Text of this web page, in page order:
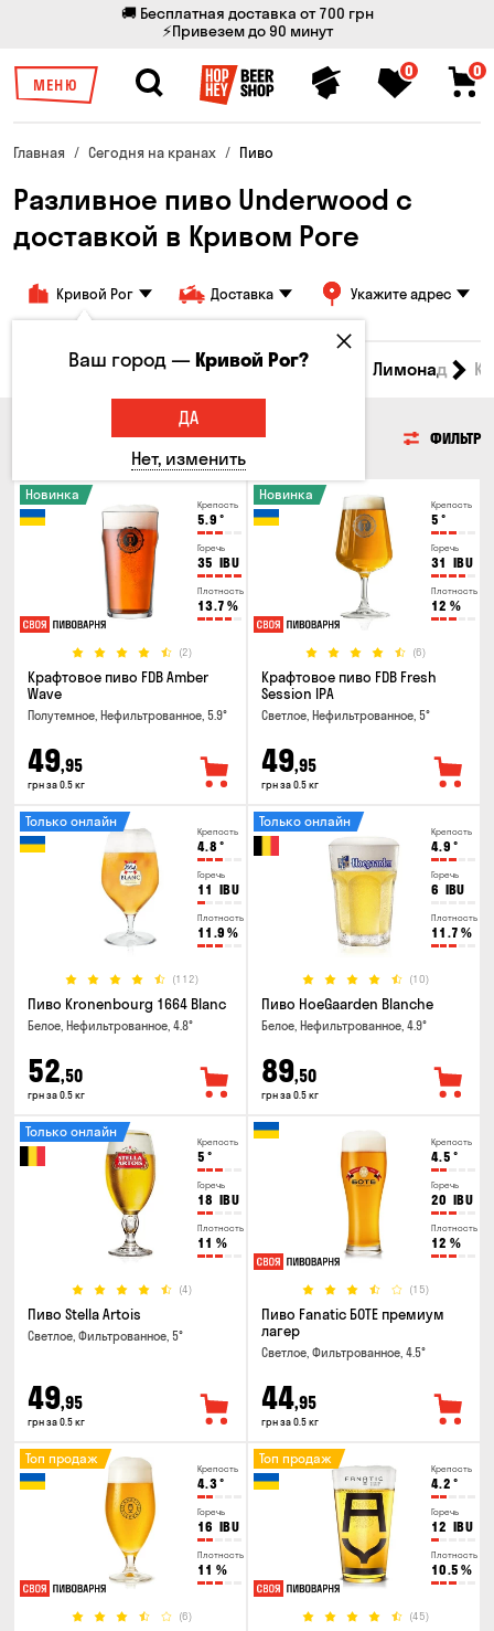
🚚 Бесплатная доставка от 700 грн
⚡Привезем до 90 минут
МЕНЮ
0 0
Главная Сегодня на кранах Пиво
Разливное пиво Underwood с
доставкой в ​​Кривом Роге
Кривой Рог Доставка Укажите адрес
Все товары Пиво Сидр Лимонад
ФИЛЬТР
Крепость
5.9 °
Горечь
35 IBU
Плотность
13.7 %
(2)
Новинка
Крафтовое пиво FDB Amber
Wave
Полутемное, Нефильтрованное, 5.9°
49,95
грн за 0.5 кг
Крепость
5 °
Горечь
31 IBU
Плотность
12 %
(6)
Новинка
Крафтовое пиво FDB Fresh
Session IPA
Светлое, Нефильтрованное, 5°
49,95
грн за 0.5 кг
Крепость
4.8 °
Горечь
11 IBU
Плотность
11.9 %
(112)
Только онлайн
Пиво Kronenbourg 1664 Blanc
Белое, Нефильтрованное, 4.8°
52,50
грн за 0.5 кг
Крепость
4.9 °
Горечь
6 IBU
Плотность
11.7 %
(10)
Только онлайн
Пиво HoeGaarden Blanche
Белое, Нефильтрованное, 4.9°
89,50
грн за 0.5 кг
Крепость
5 °
Горечь
18 IBU
Плотность
11 %
(4)
Только онлайн
Пиво Stella Artois
Светлое, Фильтрованное, 5°
49,95
грн за 0.5 кг
Крепость
4.5 °
Горечь
20 IBU
Плотность
12 %
(15)
Пиво Fanatic БОТЕ премиум
лагер
Светлое, Фильтрованное, 4.5°
44,95
грн за 0.5 кг
Крепость
4.3°
Горечь
16 IBU
Плотность
11 %
(6)
Топ продаж
Крепость
4.2 °
Горечь
12 IBU
Плотность
10.5 %
(45)
Топ продаж
Ваш город —Кривой Рог?
ДА
Нет, изменить